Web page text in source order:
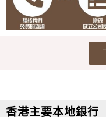
香港主要本地銀行